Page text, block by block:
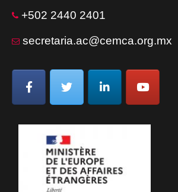
+502 2440 2401
secretaria.ac@cemca.org.mx